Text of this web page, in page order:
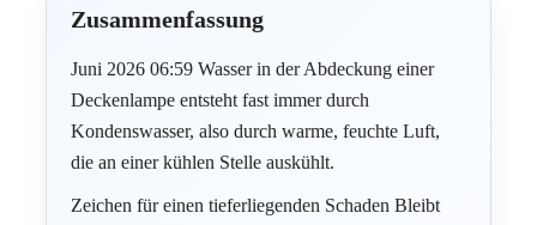
Zusammenfassung
Juni 2026 06:59 Wasser in der Abdeckung einer
Deckenlampe entsteht fast immer durch
Kondenswasser, also durch warme, feuchte Luft,
die an einer kühlen Stelle auskühlt.
Zeichen für einen tieferliegenden Schaden Bleibt